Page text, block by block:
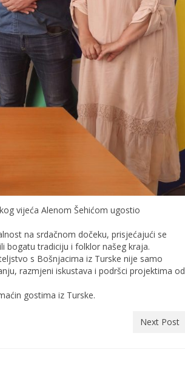
vijeća Alenom Šehićom ugostio
na srdačnom dočeku, prisjećajući se
bogatu tradiciju i folklor našeg kraja.
s Bošnjacima iz Turske nije samo
razmjeni iskustava i podršci projektima od
gostima iz Turske.
Next Post